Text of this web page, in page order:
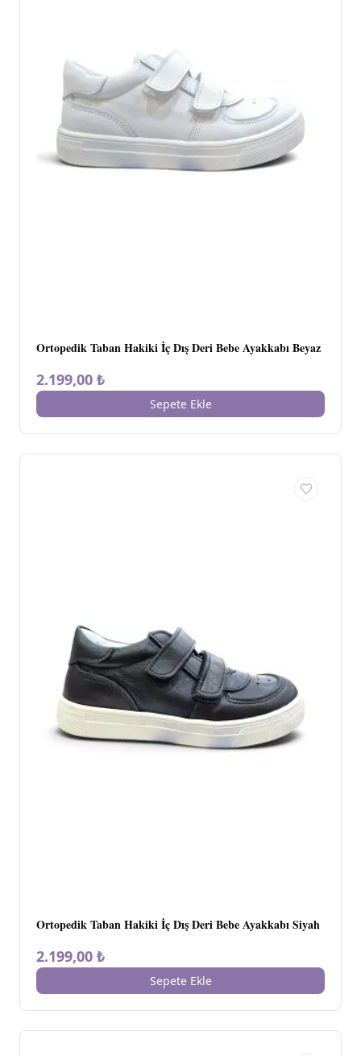
Ortopedik Taban Hakiki İç Dış Deri Bebe Ayakkabı Beyaz
2.199,00 ₺
Sepete Ekle
Ortopedik Taban Hakiki İç Dış Deri Bebe Ayakkabı Siyah
2.199,00 ₺
Sepete Ekle